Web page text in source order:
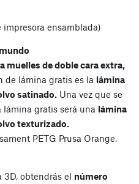
impresora ensamblada)
muelles de doble cara extra,
de lámina gratis es la lámina
satinado. Una vez que se
lámina gratis será una lámina
texturizado.
PETG Prusa Orange,
3D, obtendrás el número